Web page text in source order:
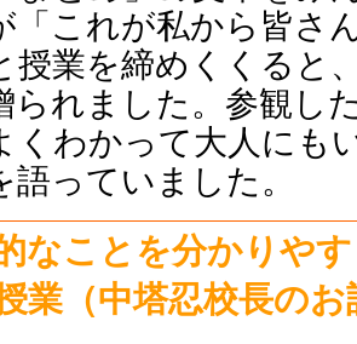
「これが私から皆さ
授業を締めくくると
られました。参観し
くわかって大人にも
語っていました。
なことを分かりや
業（中塔忍校長のお